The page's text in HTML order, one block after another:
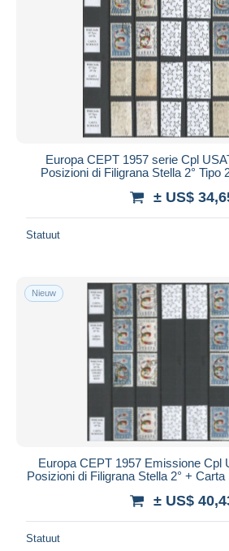
Europa CEPT 1957 serie Cpl
Posizioni di Filigrana Stella 2° Tipo
± US$
Statuut
Nieuw
Europa CEPT 1957 Emissione Cpl
Posizioni di Filigrana Stella 2° +
± US$
Statuut